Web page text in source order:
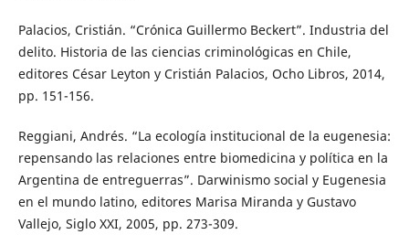
Palacios, Cristián. “Crónica Guillermo Beckert”. Industria del
delito. Historia de las ciencias criminológicas en Chile,
editores César Leyton y Cristián Palacios, Ocho Libros, 2014,
pp. 151-156.
Reggiani, Andrés. “La ecología institucional de la eugenesia:
repensando las relaciones entre biomedicina y política en la
Argentina de entreguerras”. Darwinismo social y Eugenesia
en el mundo latino, editores Marisa Miranda y Gustavo
Vallejo, Siglo XXI, 2005, pp. 273-309.